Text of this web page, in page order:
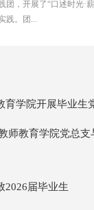
团，开展了“口述时光
践。团...
学院开展毕业生
教育学院党总支
2026届毕业生